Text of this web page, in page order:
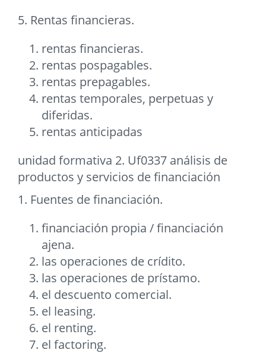
5. Rentas financieras.
rentas financieras.
rentas pospagables.
rentas prepagables.
rentas temporales, perpetuas y
diferidas.
rentas anticipadas
unidad formativa 2. Uf0337 análisis de
productos y servicios de financiación
1. Fuentes de financiación.
financiación propia / financiación
ajena.
las operaciones de crídito.
las operaciones de prístamo.
el descuento comercial.
el leasing.
el renting.
el factoring.